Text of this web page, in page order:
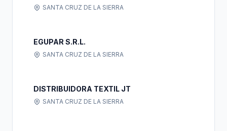
SANTA CRUZ DE LA SIERRA
EGUPAR S.R.L.
SANTA CRUZ DE LA SIERRA
DISTRIBUIDORA TEXTIL JT
SANTA CRUZ DE LA SIERRA